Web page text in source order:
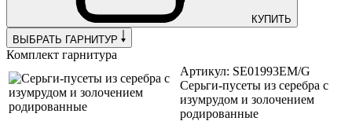
КУПИТЬ
ВЫБРАТЬ ГАРНИТУР
Комплект гарнитура
Артикул: SE01993EM/G
Серьги-пусеты из серебра с
изумрудом и золочением
родированные